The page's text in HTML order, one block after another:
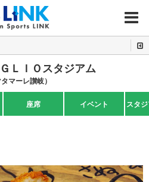
MENU
ＬＩＯスタジアム
タマーレ讃岐）
座席 イベント スタ